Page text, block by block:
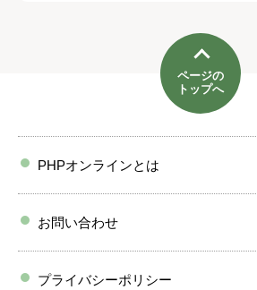
ページの
トップへ
PHPオンラインとは
お問い合わせ
プライバシーポリシー